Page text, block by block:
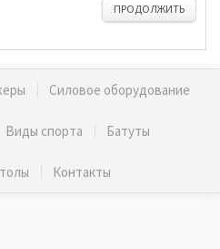
ПРОДОЛЖИТЬ
Силовое оборудование
Виды спорта Батуты
Контакты